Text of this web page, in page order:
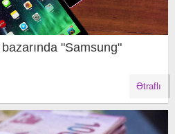
"Samsung"
Ətraflı